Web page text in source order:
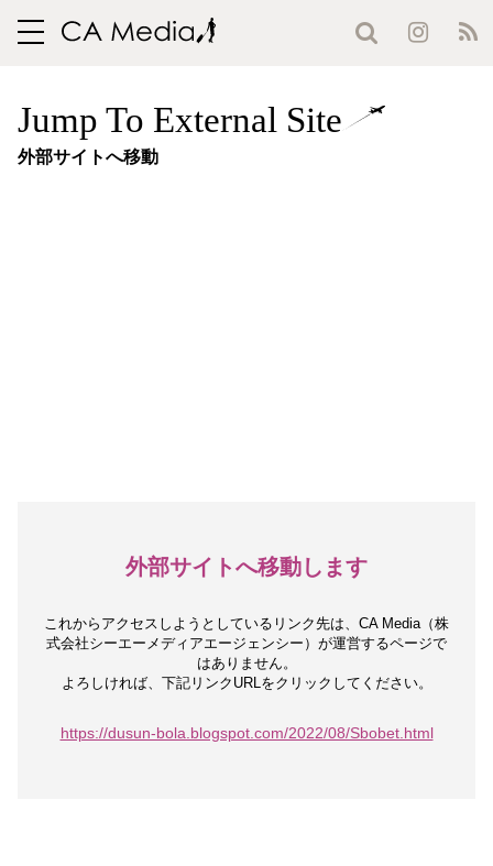
toggle
Jump To External Site
外部サイトへ移動
外部サイトへ移動します
これからアクセスしようとしているリンク先は、 CA Media（株
式会社シーエーメディアエージェンシー）が運営するページで
はありません。
よろしければ、下記リンクURLをクリックしてください。
https://dusun-bola.blogspot.com/2022/08/Sbobet.html